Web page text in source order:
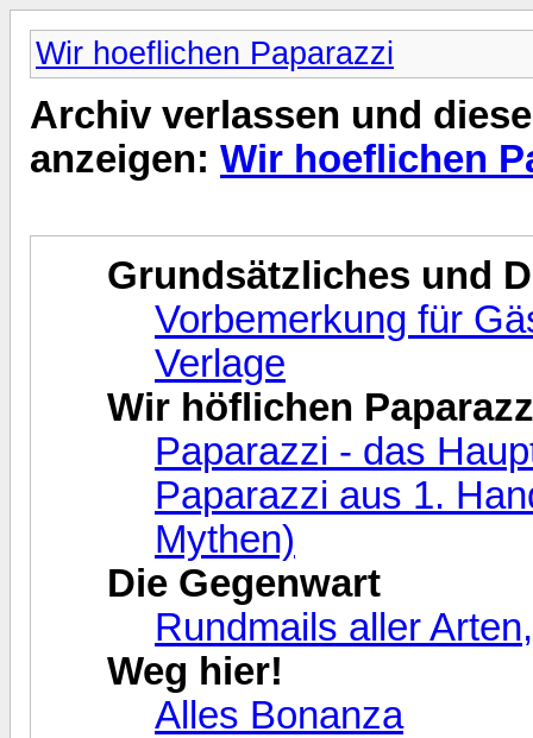
Wir hoeflichen Paparazzi
Archiv verlassen und
anzeigen: Wir hoeflichen
Grundsätzliches und
Vorbemerkung für
Verlage
Wir höflichen
Paparazzi - das
Paparazzi aus 1.
Mythen)
Die Gegenwart
Rundmails aller
Weg hier!
Alles Bonanza